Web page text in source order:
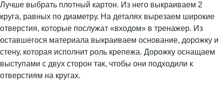
Лучше выбрать плотный картон. Из него выкраиваем 2
круга, равных по диаметру. На деталях вырезаем широкие
отверстия, которые послужат «входом» в тренажер. Из
оставшегося материала выкраиваем основание, дорожку и
стену, которая исполнит роль крепежа. Дорожку оснащаем
выступами с двух сторон так, чтобы они подходили к
отверстиям на кругах.